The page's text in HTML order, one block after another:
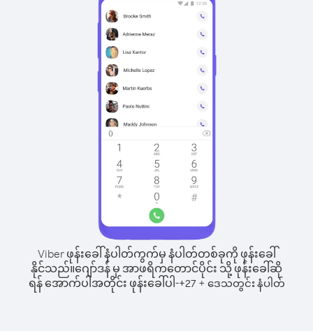
Viber ဖုန်းခေါ်နံပါတ်ကွက်မှ နံပါတ်တစ်ခုကို ဖုန်းခေါ်
နိုင်သည်။ဂျော်ဒန် မှ အာဖရိကတောင်ပိုင်း သို့ ဖုန်းခေါ်ဆို
ရန် အောက်ပါအတိုင်း ဖုန်းခေါ်ပါ-+27+ ဒေသတွင်း နံပါတ်